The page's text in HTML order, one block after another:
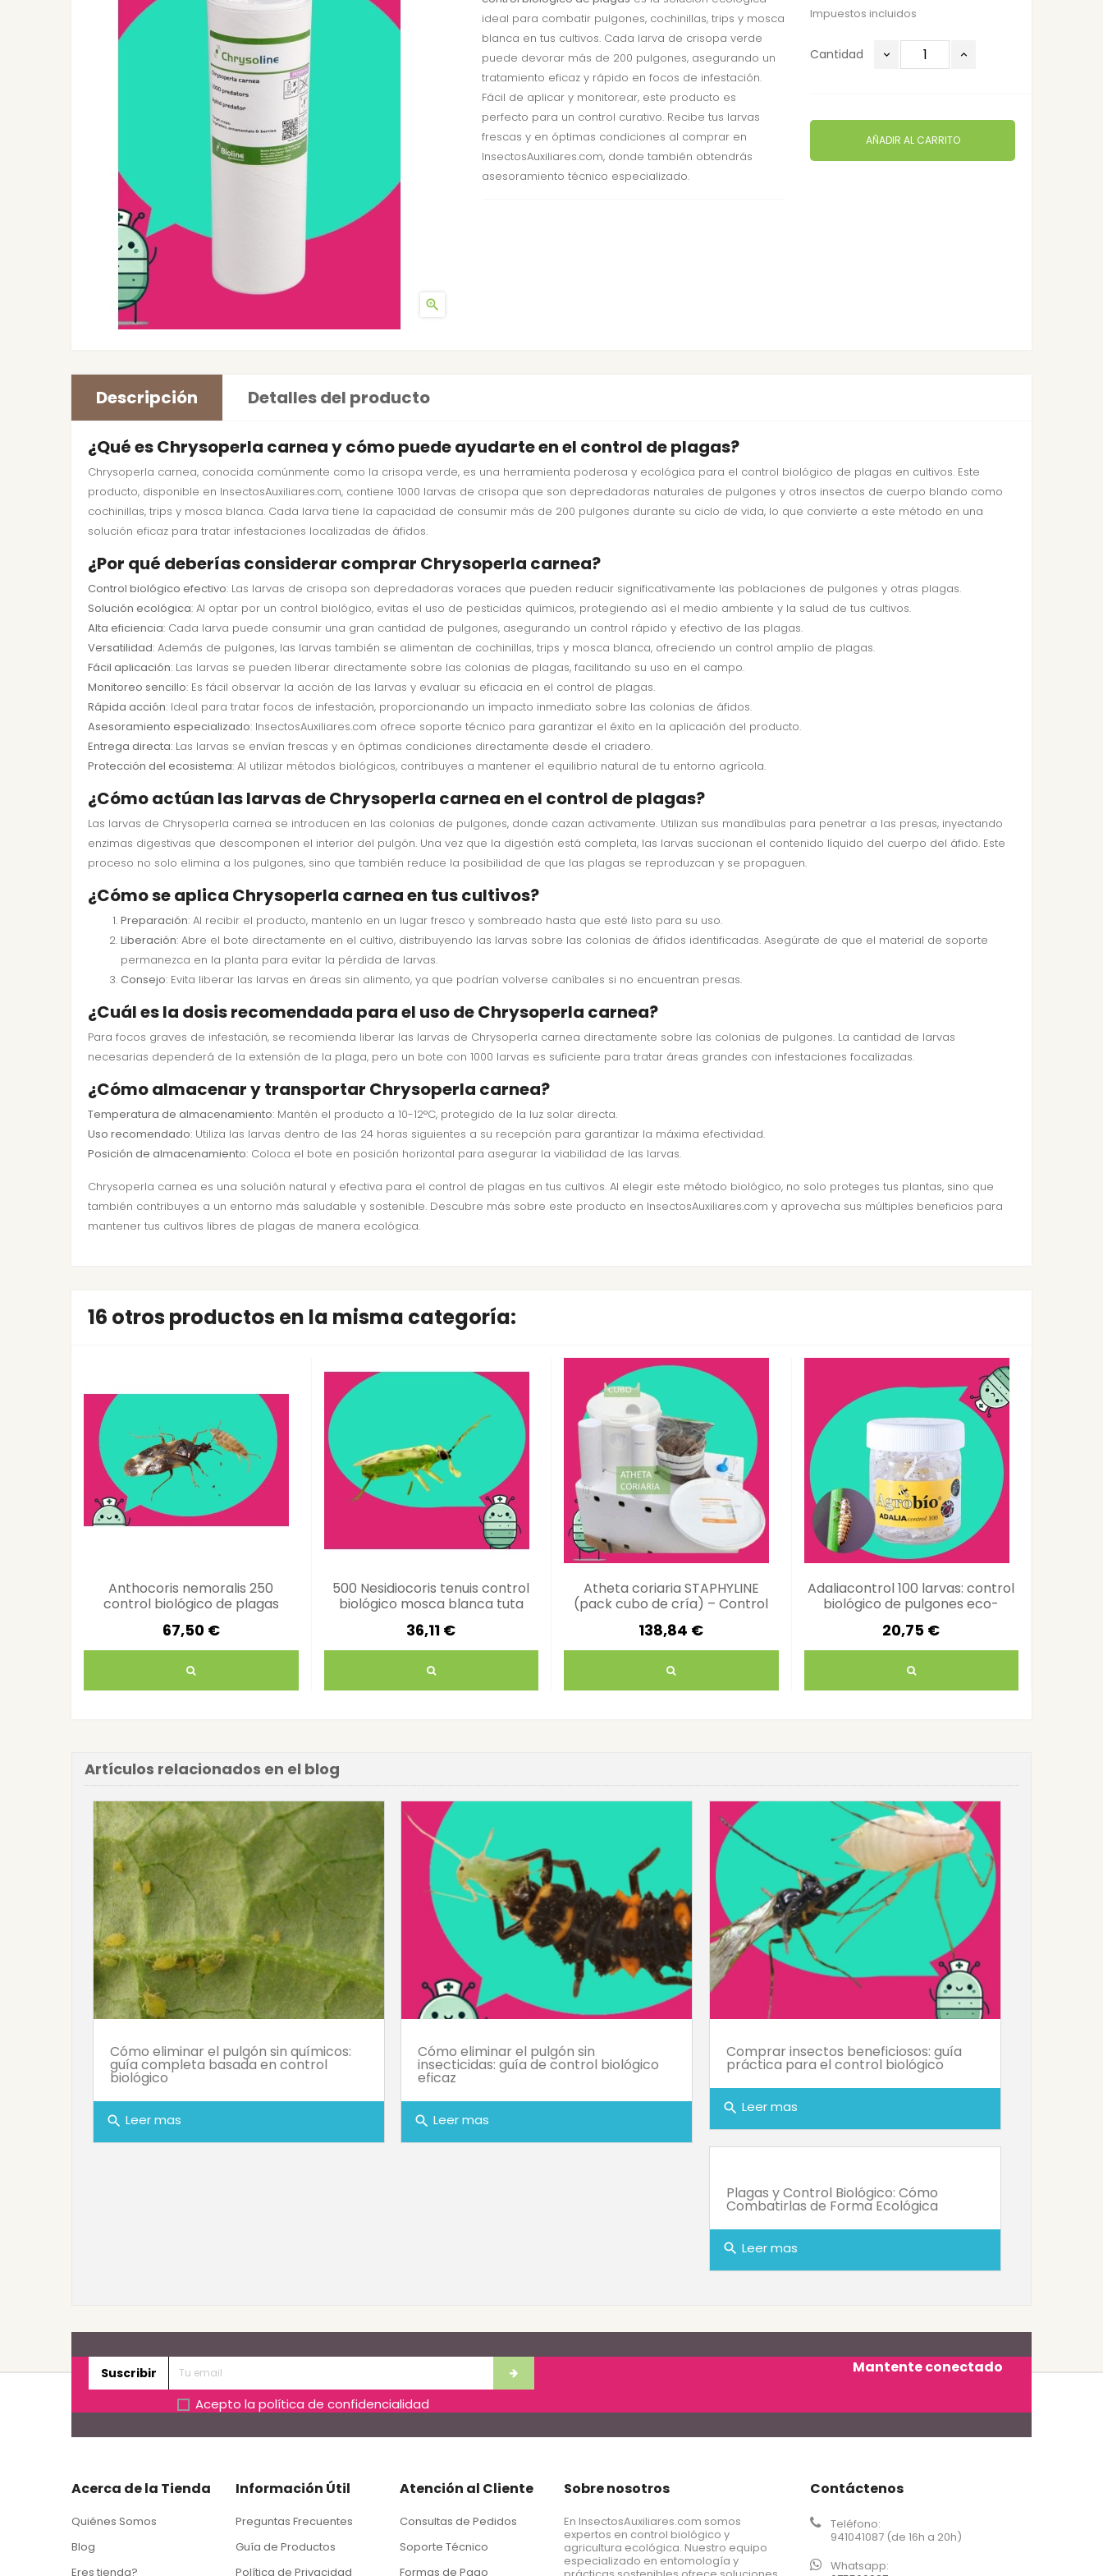

Impuestos incluidos
Cantidad
AÑADIR AL CARRITO
ideal para combatir pulgones, cochinillas, trips y mosca
blanca en tus cultivos. Cada larva de crisopa verde
puede devorar más de 200 pulgones, asegurando un
tratamiento eficaz y rápido en focos de infestación.
Fácil de aplicar y monitorear, este producto es
perfecto para un control curativo. Recibe tus larvas
frescas y en óptimas condiciones al comprar en
InsectosAuxiliares.com, donde también obtendrás
asesoramiento técnico especializado.
Descripción Detalles del producto
¿Qué es Chrysoperla carnea y cómo puede ayudarte en el control de plagas?
Chrysoperla carnea, conocida comúnmente como la crisopa verde, es una herramienta poderosa y ecológica para el control biológico de plagas en cultivos. Este
producto, disponible en InsectosAuxiliares.com, contiene 1000 larvas de crisopa que son depredadoras naturales de pulgones y otros insectos de cuerpo blando como
cochinillas, trips y mosca blanca. Cada larva tiene la capacidad de consumir más de 200 pulgones durante su ciclo de vida, lo que convierte a este método en una
solución eficaz para tratar infestaciones localizadas de áfidos.
¿Por qué deberías considerar comprar Chrysoperla carnea?
Control biológico efectivo: Las larvas de crisopa son depredadoras voraces que pueden reducir significativamente las poblaciones de pulgones y otras plagas.
Solución ecológica: Al optar por un control biológico, evitas el uso de pesticidas químicos, protegiendo así el medio ambiente y la salud de tus cultivos.
Alta eficiencia: Cada larva puede consumir una gran cantidad de pulgones, asegurando un control rápido y efectivo de las plagas.
Versatilidad: Además de pulgones, las larvas también se alimentan de cochinillas, trips y mosca blanca, ofreciendo un control amplio de plagas.
Fácil aplicación: Las larvas se pueden liberar directamente sobre las colonias de plagas, facilitando su uso en el campo.
Monitoreo sencillo: Es fácil observar la acción de las larvas y evaluar su eficacia en el control de plagas.
Rápida acción: Ideal para tratar focos de infestación, proporcionando un impacto inmediato sobre las colonias de áfidos.
Asesoramiento especializado: InsectosAuxiliares.com ofrece soporte técnico para garantizar el éxito en la aplicación del producto.
Entrega directa: Las larvas se envían frescas y en óptimas condiciones directamente desde el criadero.
Protección del ecosistema: Al utilizar métodos biológicos, contribuyes a mantener el equilibrio natural de tu entorno agrícola.
¿Cómo actúan las larvas de Chrysoperla carnea en el control de plagas?
Las larvas de Chrysoperla carnea se introducen en las colonias de pulgones, donde cazan activamente. Utilizan sus mandíbulas para penetrar a las presas, inyectando
enzimas digestivas que descomponen el interior del pulgón. Una vez que la digestión está completa, las larvas succionan el contenido líquido del cuerpo del áfido. Este
proceso no solo elimina a los pulgones, sino que también reduce la posibilidad de que las plagas se reproduzcan y se propaguen.
¿Cómo se aplica Chrysoperla carnea en tus cultivos?
Preparación: Al recibir el producto, mantenlo en un lugar fresco y sombreado hasta que esté listo para su uso.
Liberación: Abre el bote directamente en el cultivo, distribuyendo las larvas sobre las colonias de áfidos identificadas. Asegúrate de que el material de soporte
permanezca en la planta para evitar la pérdida de larvas.
Consejo: Evita liberar las larvas en áreas sin alimento, ya que podrían volverse caníbales si no encuentran presas.
¿Cuál es la dosis recomendada para el uso de Chrysoperla carnea?
Para focos graves de infestación, se recomienda liberar las larvas de Chrysoperla carnea directamente sobre las colonias de pulgones. La cantidad de larvas
necesarias dependerá de la extensión de la plaga, pero un bote con 1000 larvas es suficiente para tratar áreas grandes con infestaciones focalizadas.
¿Cómo almacenar y transportar Chrysoperla carnea?
Temperatura de almacenamiento: Mantén el producto a 10-12°C, protegido de la luz solar directa.
Uso recomendado: Utiliza las larvas dentro de las 24 horas siguientes a su recepción para garantizar la máxima efectividad.
Posición de almacenamiento: Coloca el bote en posición horizontal para asegurar la viabilidad de las larvas.
Chrysoperla carnea es una solución natural y efectiva para el control de plagas en tus cultivos. Al elegir este método biológico, no solo proteges tus plantas, sino que
también contribuyes a un entorno más saludable y sostenible. Descubre más sobre este producto en InsectosAuxiliares.com y aprovecha sus múltiples beneficios para
mantener tus cultivos libres de plagas de manera ecológica.
16 otros productos en la misma categoría:
Anthocoris nemoralis 250
control biológico de plagas
67,50 €
500 Nesidiocoris tenuis control
biológico mosca blanca tuta
36,11 €
Atheta coriaria STAPHYLINE
(pack cubo de cría) – Control
138,84 €
Adaliacontrol 100 larvas: control
biológico de pulgones eco-
20,75 €
Artículos relacionados en el blog
Cómo eliminar el pulgón sin químicos:
guía completa basada en control
biológico
search Leer mas
Cómo eliminar el pulgón sin
insecticidas: guía de control biológico
eficaz
search Leer mas
Comprar insectos beneficiosos: guía
práctica para el control biológico
search Leer mas
Plagas y Control Biológico: Cómo
Combatirlas de Forma Ecológica
search Leer mas
Suscribir
Acepto la política de confidencialidad
Mantente conectado
Acerca de la Tienda
Quiénes Somos
Blog
Eres tienda?
Información Útil
Preguntas Frecuentes
Guía de Productos
Política de Privacidad
Atención al Cliente
Consultas de Pedidos
Soporte Técnico
Formas de Pago
Sobre nosotros
En InsectosAuxiliares.com somos
expertos en control biológico y
agricultura ecológica. Nuestro equipo
especializado en entomología y
Contáctenos
Teléfono:
941041087 (de 16h a 20h)
Whatsapp: